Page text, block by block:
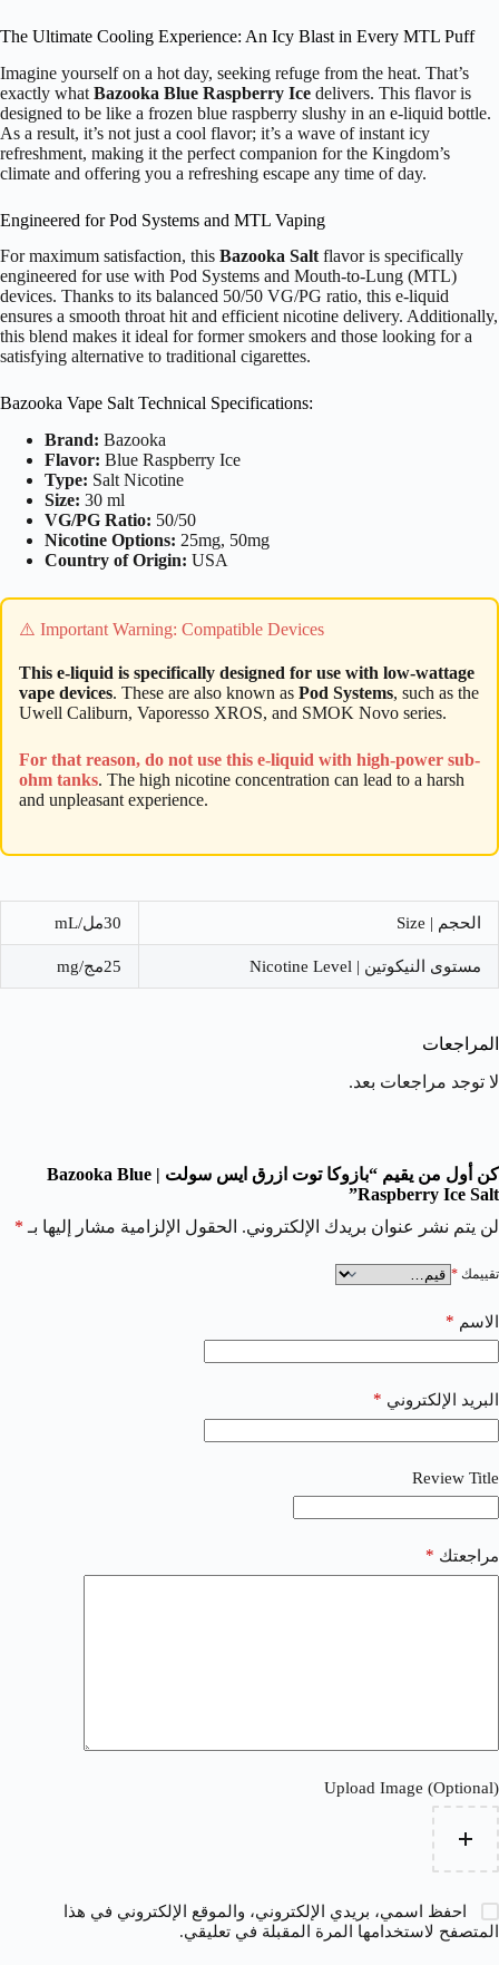
The Ultimate Cooling Experience: An Icy Blast in Every MTL Puff
Imagine yourself on a hot day, seeking refuge from the heat. That’s
exactly what Bazooka Blue Raspberry Ice delivers. This flavor is
designed to be like a frozen blue raspberry slushy in an e-liquid bottle.
As a result, it’s not just a cool flavor; it’s a wave of instant icy
refreshment, making it the perfect companion for the Kingdom’s
climate and offering you a refreshing escape any time of day.
Engineered for Pod Systems and MTL Vaping
For maximum satisfaction, this Bazooka Salt flavor is specifically
engineered for use with Pod Systems and Mouth-to-Lung (MTL)
devices. Thanks to its balanced 50/50 VG/PG ratio, this e-liquid
ensures a smooth throat hit and efficient nicotine delivery. Additionally,
this blend makes it ideal for former smokers and those looking for a
satisfying alternative to traditional cigarettes.
Bazooka Vape Salt Technical Specifications:
Brand: Bazooka
Flavor: Blue Raspberry Ice
Type: Salt Nicotine
Size: 30 ml
VG/PG Ratio: 50/50
Nicotine Options: 25mg, 50mg
Country of Origin: USA
⚠️ Important Warning: Compatible Devices
This e-liquid is specifically designed for use with low-wattage
vape devices. These are also known as Pod Systems, such as the
Uwell Caliburn, Vaporesso XROS, and SMOK Novo series.
For that reason, do not use this e-liquid with high-power sub-
ohm tanks. The high nicotine concentration can lead to a harsh
and unpleasant experience.
الحجم | Size 30مل/mL
مستوى النيكوتين | Nicotine Level 25مج/mg
المراجعات
لا توجد مراجعات بعد.
كن أول من يقيم “بازوكا توت ازرق ايس سولت | Bazooka Blue
Raspberry Ice Salt”
لن يتم نشر عنوان بريدك الإلكتروني. الحقول الإلزامية مشار إليها بـ *
تقييمك *
الاسم *
البريد الإلكتروني *
Review Title
مراجعتك *
Upload Image (Optional)
احفظ اسمي، بريدي الإلكتروني، والموقع الإلكتروني في هذا
المتصفح لاستخدامها المرة المقبلة في تعليقي.